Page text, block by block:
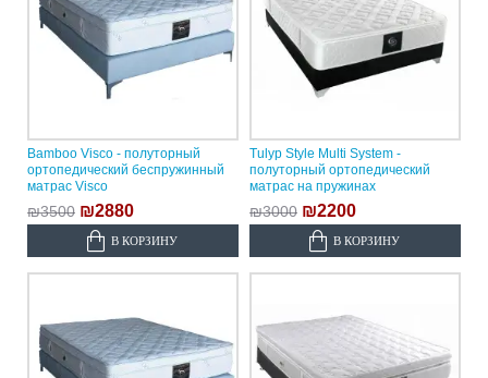
Bamboo Visco - полуторный
ортопедический беспружинный
матрас Visco
₪3500 ₪2880
В КОРЗИНУ
Tulyp Style Multi System -
полуторный ортопедический
матрас на пружинах
₪3000 ₪2200
В КОРЗИНУ